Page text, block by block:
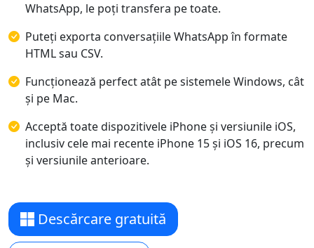
WhatsApp, le poți transfera pe toate.
Puteți exporta conversațiile WhatsApp în formate
HTML sau CSV.
Funcționează perfect atât pe sistemele Windows, cât
și pe Mac.
Acceptă toate dispozitivele iPhone și versiunile iOS,
inclusiv cele mai recente iPhone 15 și iOS 16, precum
și versiunile anterioare.
Descărcare gratuită